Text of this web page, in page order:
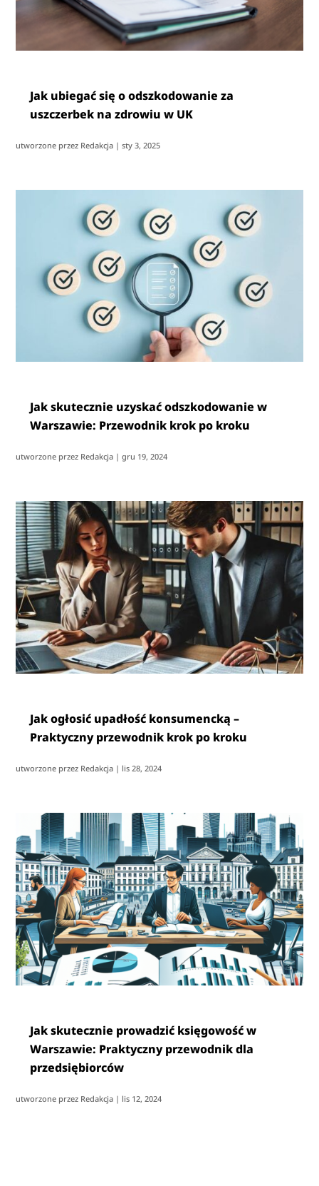
Jak ubiegać się o odszkodowanie za
uszczerbek na zdrowiu w UK
utworzone przez Redakcja |sty 3, 2025
Jak skutecznie uzyskać odszkodowanie w
Warszawie: Przewodnik krok po kroku
utworzone przez Redakcja |gru 19, 2024
Jak ogłosić upadłość konsumencką –
Praktyczny przewodnik krok po kroku
utworzone przez Redakcja | lis 28, 2024
Jak skutecznie prowadzić księgowość w
Warszawie: Praktyczny przewodnik dla
przedsiębiorców
utworzone przez Redakcja | lis 12, 2024